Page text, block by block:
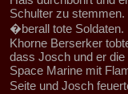
Schulter zu
�berall tote Soldaten.
Khorne Berserker
dass Josch und er
Space Marine mit
Seite und Josch